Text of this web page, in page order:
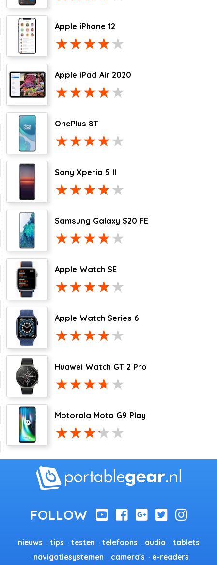
Apple iPhone 12
Apple iPad Air 2020
OnePlus 8T
Sony Xperia 5 II
Samsung Galaxy S20 FE
Apple Watch SE
Apple Watch Series 6
Huawei Watch GT 2 Pro
Motorola Moto G9 Play
nieuws tips testen telefoons audio
tablets
navigatiesystemen
camera's e-readers